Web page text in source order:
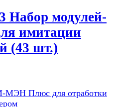
модулей-
имитации
(43 шт.)